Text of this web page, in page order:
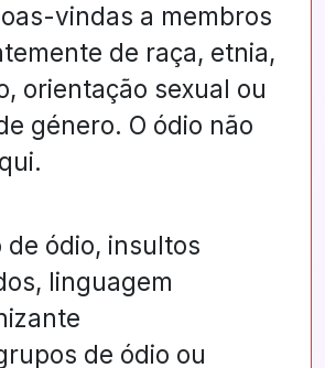
vindas a membros
de raça, etnia,
orientação sexual ou
género. O ódio não
de ódio, insultos
linguagem
de ódio ou